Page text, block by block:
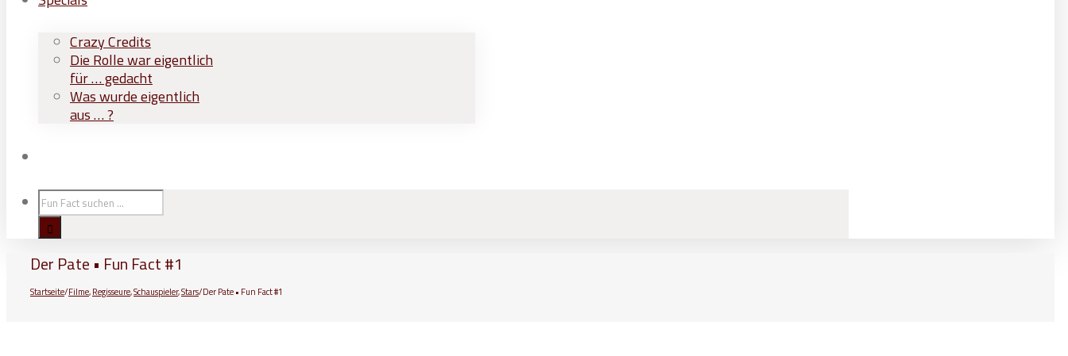
Crazy Credits
Die Rolle war eigentlich
für … gedacht
Was wurde eigentlich
aus … ?
Der Pate • Fun Fact #1
Startseite/Filme,Regisseure,Schauspieler,Stars/Der Pate • Fun Fact #1